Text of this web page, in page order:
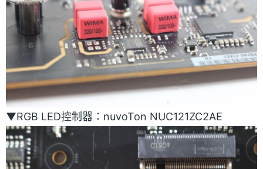
▼RGB LED控制器：nuvoTon NUC121ZC2AE